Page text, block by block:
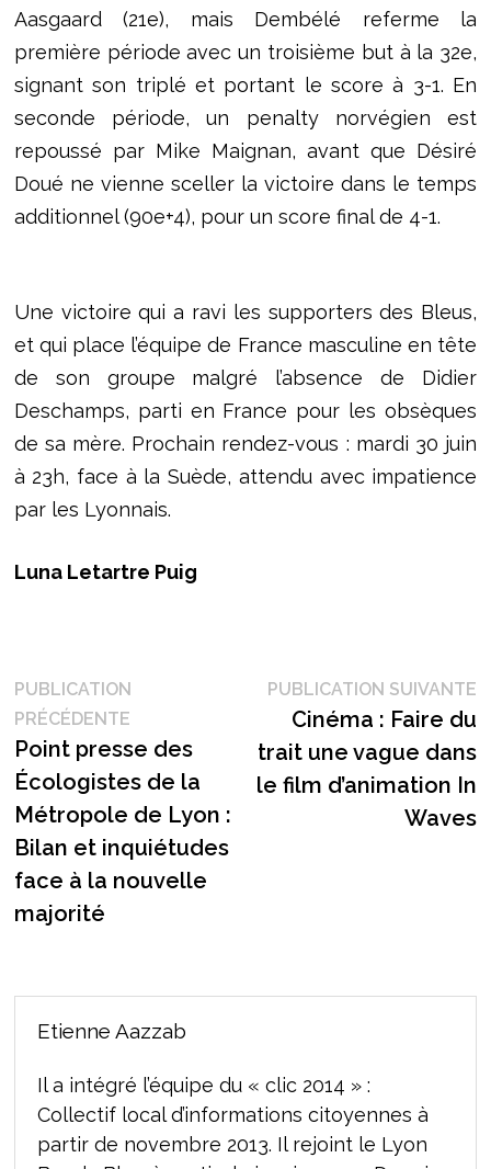
Aasgaard (21e), mais Dembélé referme la
première période avec un troisième but à la 32e,
signant son triplé et portant le score à 3-1. En
seconde période, un penalty norvégien est
repoussé par Mike Maignan, avant que Désiré
Doué ne vienne sceller la victoire dans le temps
additionnel (90e+4), pour un score final de 4-1.
Une victoire qui a ravi les supporters des Bleus,
et qui place l’équipe de France masculine en tête
de son groupe malgré l’absence de Didier
Deschamps, parti en France pour les obsèques
de sa mère. Prochain rendez-vous : mardi 30 juin
à 23h, face à la Suède, attendu avec impatience
par les Lyonnais.
Luna Letartre Puig
Navigation
de
l’article
PUBLICATION
PRÉCÉDENTEPublication
précédente :
Point presse des
Écologistes de la
Métropole de Lyon :
Bilan et inquiétudes
face à la nouvelle
majorité
PUBLICATION SUIVANTE
Cinéma : Faire du
trait une vague dans
le film d’animation In
Waves
Etienne Aazzab
Il a intégré l’équipe du « clic 2014 » :
Collectif local d’informations citoyennes à
partir de novembre 2013. Il rejoint le Lyon